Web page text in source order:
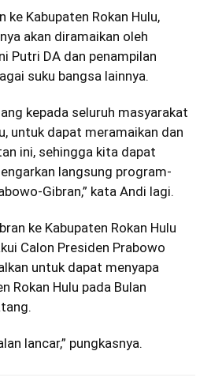
ke Kabupaten Rokan Hulu,
akan diramaikan oleh
Putri DA dan penampilan
suku bangsa lainnya.
kepada seluruh masyarakat
untuk dapat meramaikan dan
ini, sehingga kita dapat
langsung program-
Gibran,” kata Andi lagi.
ke Kabupaten Rokan Hulu
Calon Presiden Prabowo
untuk dapat menyapa
Rokan Hulu pada Bulan
lancar,” pungkasnya.